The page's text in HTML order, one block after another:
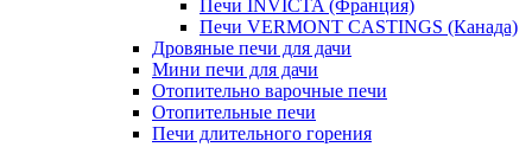
Печи INVICTA (Франция)
Печи VERMONT CASTINGS (Канада)
Дровяные печи для дачи
Мини печи для дачи
Отопительно варочные печи
Отопительные печи
Печи длительного горения